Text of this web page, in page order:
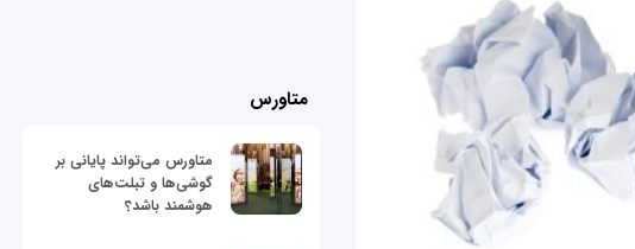
متاورس
متاورس می‌تواند پایانی بر
گوشی‌ها و تبلت‌های
هوشمند باشد؟